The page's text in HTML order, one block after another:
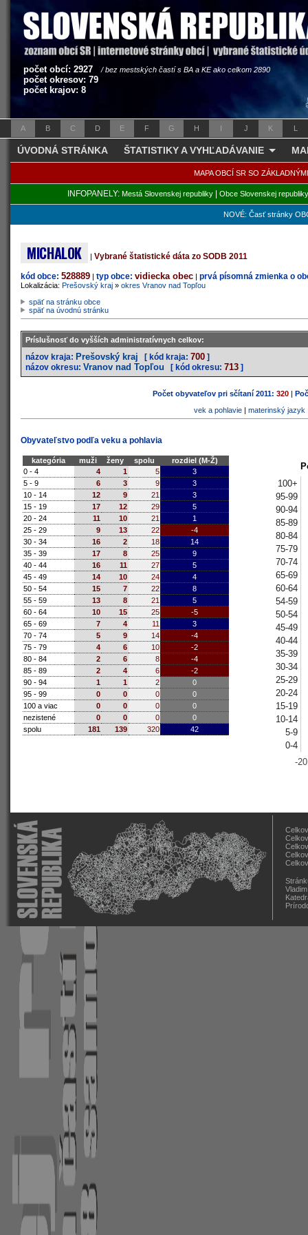
počet obcí: 2927 / bez mestských častí s BA a KE ako celkom 2890
počet okresov: 79
počet krajov: 8
A B C D E F G H I J K L
ÚVODNÁ STRÁNKA ŠTATISTIKY A VYHĽADÁVANIE
MAPA OBCÍ SR SO
INFOPANELY: Mestá Slovenskej republiky| Obce Slovenskej republiky
NOVÉ: Časť stránky
MICHALOK |Vybrané štatistické dáta zo SODB 2011
kód obce: 528889 | typ obce: vidiecka obec | prvá písomná zmienka o
Lokalizácia: Prešovský kraj » okres Vranov nad Topľou
späť na stránku obce
späť na úvodnú stránku
Príslušnosť do vyšších administratívnych celkov:
názov kraja: Prešovský kraj [ kód kraja: 700 ]
názov okresu: Vranov nad Topľou [ kód okresu: 713 ]
Počet obyvateľov pri sčítaní 2011: 320 |
vek a pohlavie| materinský jazyk
Obyvateľstvo podľa veku a pohlavia
kategória muži ženy spolu
rozdiel (M-Ž)
0 - 4
4 1 5
3
5 - 9
6 3 9
3
10 - 14
12 9 21
3
15 - 19
17 12 29
5
20 - 24
11 10 21
1
25 - 29
9 13 22
-4
30 - 34
16 2 18
14
35 - 39
17 8 25
9
40 - 44
16 11 27
5
45 - 49
14 10 24
4
50 - 54
15 7 22
8
55 - 59
13 8 21
5
60 - 64
10 15 25
-5
65 - 69
7 4 11
3
70 - 74
5 9 14
-4
75 - 79
4 6 10
-2
80 - 84
2 6 8
-4
85 - 89
2 4 6
-2
90 - 94
1 1 2
0
95 - 99
0 0 0
0
100 a viac
0 0 0
0
nezistené
0 0 0
0
spolu
181 139 320 42
-20
100+
95-99
90-94
85-89
80-84
75-79
70-74
65-69
60-64
54-59
50-54
45-49
40-44
35-39
30-34
25-29
20-24
15-19
10-14
5-9
0-4